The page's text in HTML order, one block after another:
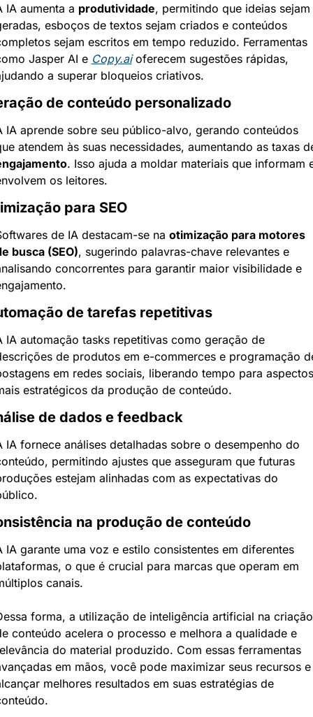
IA aumenta a produtividade, permitindo que ideias sejam
esboços de textos sejam criados e conteúdos
sejam escritos em tempo reduzido. Ferramentas
Jasper AI e Copy.ai oferecem sugestões rápidas,
a superar bloqueios criativos.
de conteúdo personalizado
IA aprende sobre seu público-alvo, gerando conteúdos
. Isso ajuda a moldar materiais que informam
os leitores.
para SEO
de IA destacam-se na otimização para motores
busca (SEO), sugerindo palavras-chave relevantes e
concorrentes para garantir maior visibilidade e
de tarefas repetitivas
IA automação tasks repetitivas como geração de
de produtos em e-commerces e programação
em redes sociais, liberando tempo para aspectos
estratégicos da produção de conteúdo.
de dados e feedback
IA fornece análises detalhadas sobre o desempenho do
permitindo ajustes que asseguram que futuras
estejam alinhadas com as expectativas do
na produção de conteúdo
IA garante uma voz e estilo consistentes em diferentes
o que é crucial para marcas que operam em
canais.
forma, a utilização de inteligência artificial na criação
conteúdo acelera o processo e melhora a qualidade e
do material produzido. Com essas ferramentas
em mãos, você pode maximizar seus recursos e
melhores resultados em suas estratégias de